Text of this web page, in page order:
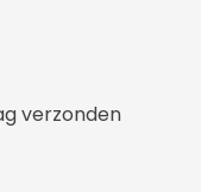
verzonden